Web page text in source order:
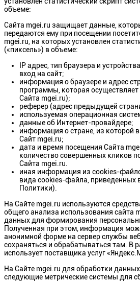
объеме:
Сайта mgei.ru защищает данные,
передаются ему при посещении
mgei.ru, на которых установлен
(«пиксель») в объеме:
IP адрес, тип браузера и
вход на сайт;
информация о браузере и адрес
программы, которая осуществляет
Сайта mgei.ru);
реферер (адрес предыдущей
используемая операционная
данные об Интернет-провайдере;
информация о стране, из которой
Сайт mgei.ru;
дата и время посещения Сайта
количество совершенных кликов
Сайта mgei.ru.
иная информация из cookies-
вида cookies-файла, приведенных
Политики).
На Сайте mgei.ru используются
общего анализа использования сайта
данных для формирования
Полученная при этом, информация
анонимной форме на сервер службы
сохраняться и обрабатываться там. В
использует поставщика услуг
На Сайте mgei.ru для обработки
следующие метрические системы для